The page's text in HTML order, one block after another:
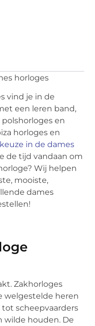
vind je in de
een leren band,
en
horloges en
in de dames
de tijd vandaan om
Wij helpen
mooiste,
dames
Zakhorloges
welgestelde heren
scheepvaarders
wilde houden. De